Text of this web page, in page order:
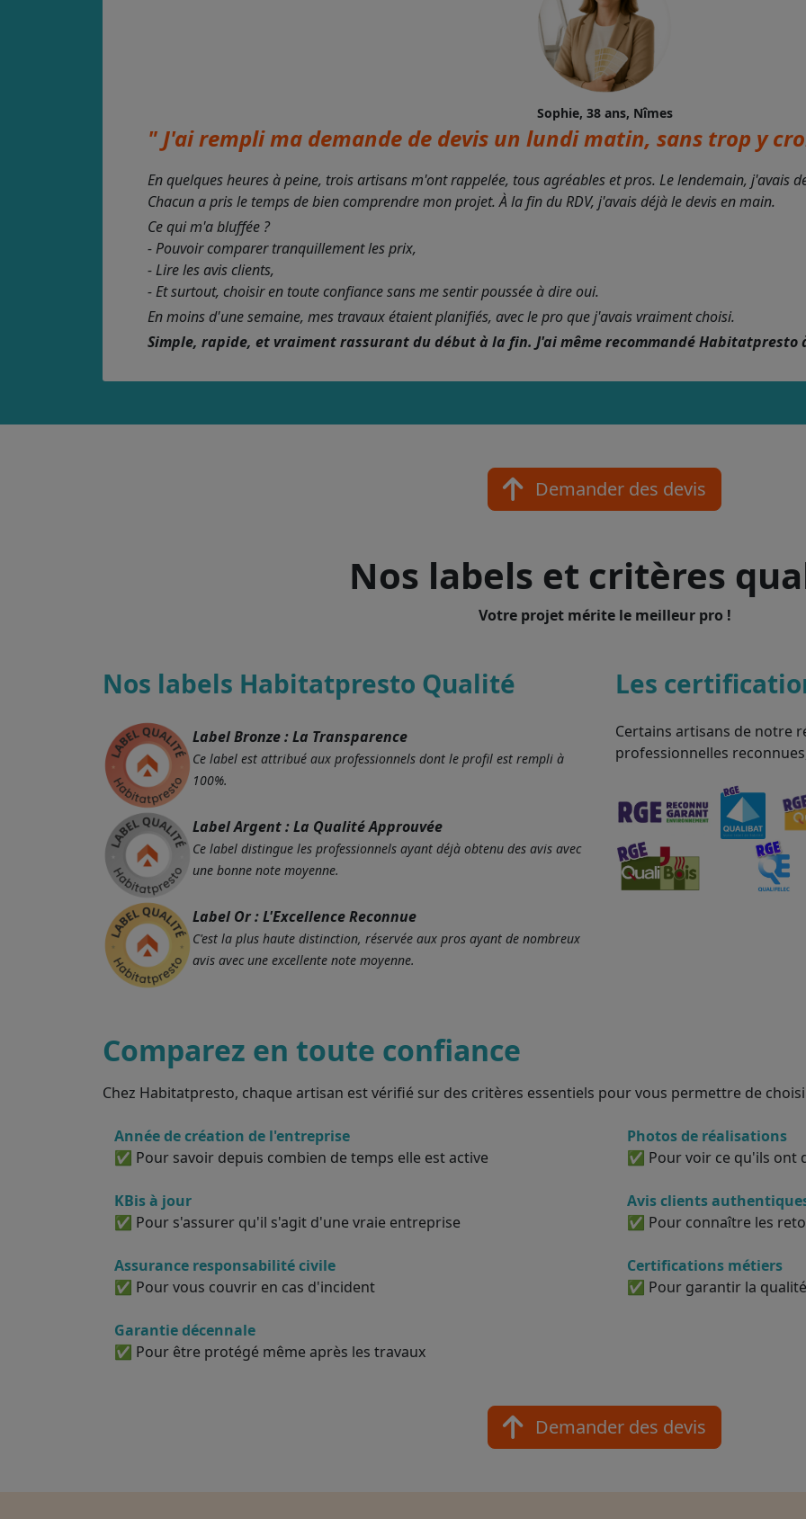
Sophie, 38 ans, Nîmes
" J'ai rempli ma demande de devis un lundi matin, sans trop y
En quelques heures à peine, trois artisans m'ont rappelée, tous agréables et pros. Le lendemain, j'avais
Chacun a pris le temps de bien comprendre mon projet. À la fin du RDV, j'avais déjà le devis en main.
Ce qui m'a bluffée ?
- Pouvoir comparer tranquillement les prix,
- Lire les avis clients,
- Et surtout, choisir en toute confiance sans me sentir poussée à dire oui.
En moins d'une semaine, mes travaux étaient planifiés, avec le pro que j'avais vraiment choisi.
Simple, rapide, et vraiment rassurant du début à la fin. J'ai même recommandé Habitatpresto
Demander des devis
Nos labels et critères
Votre projet mérite le meilleur pro !
Nos labels Habitatpresto Qualité
Label Bronze : La Transparence
Ce label est attribué aux professionnels dont le profil est rempli à
100%.
Label Argent : La Qualité Approuvée
Ce label distingue les professionnels ayant déjà obtenu des avis avec
une bonne note moyenne.
Label Or : L'Excellence Reconnue
C'est la plus haute distinction, réservée aux pros ayant de nombreux
avis avec une excellente note moyenne.
Les
Certains artisans de notre
professionnelles
Comparez en toute confiance
Chez Habitatpresto, chaque artisan est vérifié sur des critères essentiels pour vous permettre de
Année de création de l'entreprise
✅ Pour savoir depuis combien de temps elle est active
Photos de réalisations
✅ Pour voir ce qu'ils ont
KBis à jour
✅ Pour s'assurer qu'il s'agit d'une vraie entreprise
Avis clients
✅ Pour connaître les
Assurance responsabilité civile
✅ Pour vous couvrir en cas d'incident
Certifications métiers
✅ Pour garantir la
Garantie décennale
✅ Pour être protégé même après les travaux
Demander des devis